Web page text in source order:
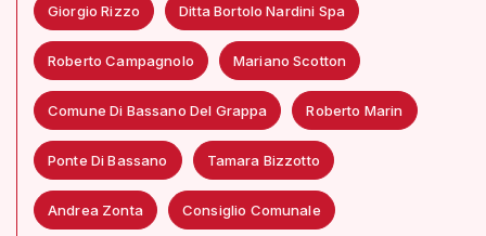
Giorgio Rizzo Ditta Bortolo Nardini Spa
Roberto Campagnolo Mariano Scotton
Comune Di Bassano Del Grappa Roberto Marin
Ponte Di Bassano Tamara Bizzotto
Andrea Zonta Consiglio Comunale